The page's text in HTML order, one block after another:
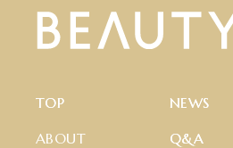
TOP
ABOUT
NEWS
Q&A